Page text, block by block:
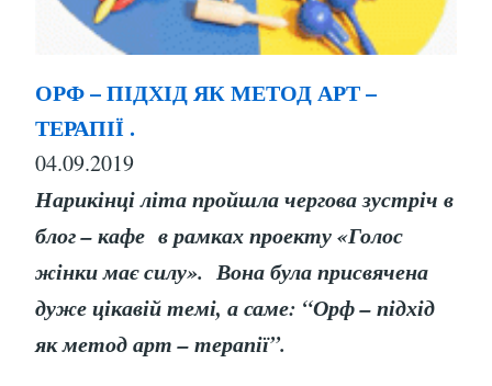
ОРФ – ПІДХІД ЯК МЕТОД АРТ –
ТЕРАПІЇ .
04.09.2019
Нарикінці літа пройшла чергова зустріч в
блог – кафе в рамках проекту «Голос
жінки має силу». Вона була присвячена
дуже цікавій темі, а саме: “Орф – підхід
як метод арт – терапії”.